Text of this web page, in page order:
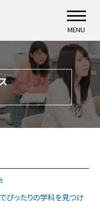
MENU
ぴったりの学科を見つけ